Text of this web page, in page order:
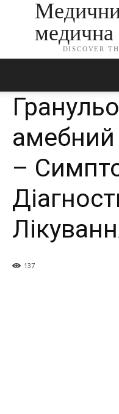
медична
DISCOVER
амебний
–
137